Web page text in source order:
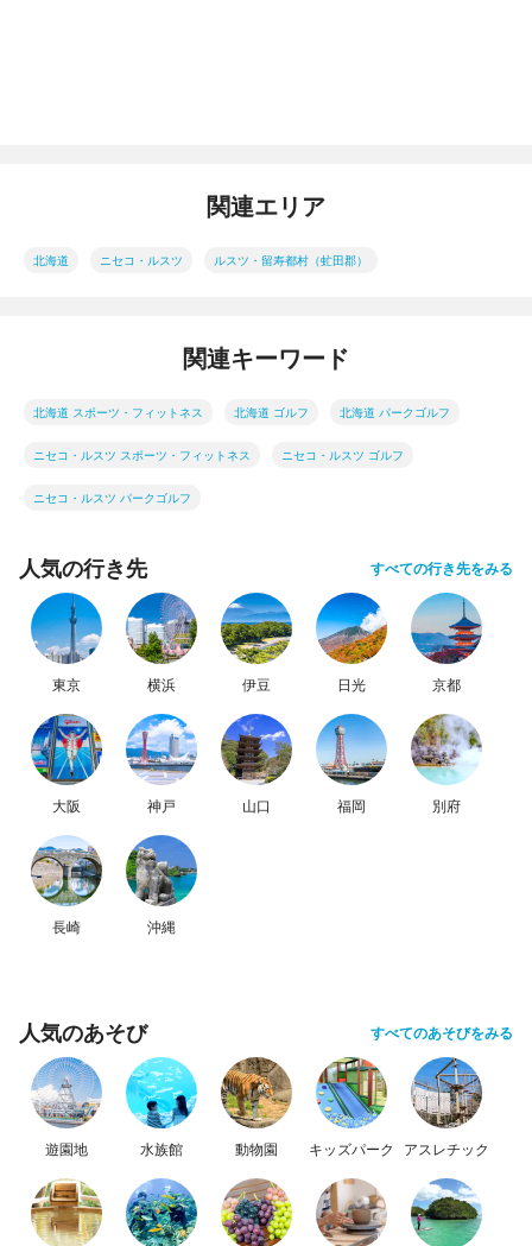
関連エリア
北海道 ニセコ・ルスツ ルスツ・留寿都村（虻田郡）
関連キーワード
北海道 スポーツ・フィットネス 北海道 ゴルフ 北海道 パークゴルフ
ニセコ・ルスツ スポーツ・フィットネス ニセコ・ルスツ ゴルフ
ニセコ・ルスツ パークゴルフ
人気の行き先 すべての行き先をみる
東京 横浜 伊豆 日光 京都
大阪 神戸 山口 福岡 別府
長崎 沖縄
人気のあそび すべてのあそびをみる
遊園地 水族館 動物園 キッズパーク アスレチック